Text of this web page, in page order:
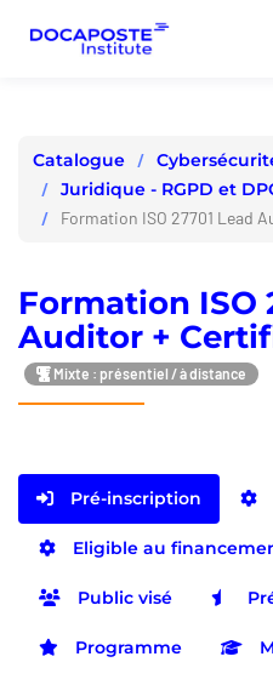
Catalogue
Juridique - RGPD et
Formation ISO 27701 Lead
Formation ISO
Auditor +
Mixte : présentiel / à distance
Pré-inscription
Eligible au
Public visé
Programme